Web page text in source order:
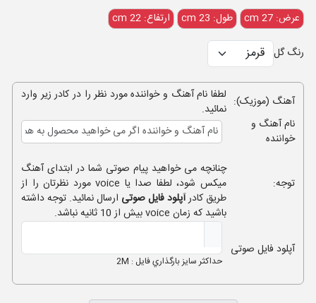
عرض: 27 cm
طول: 23 cm ارتفاع: 22 cm
رنگ گل
آهنگ (موزیک): لطفا نام آهنگ و خواننده مورد نظر را در کادر زیر وارد
نمائید.
نام آهنگ و
خواننده
توجه:
چنانچه می خواهید پیام صوتی شما در ابتدای آهنگ
میکس شود، لطفا صدا یا voice مورد نظرتان را از
طریق کادرآپلود فایل صوتی ارسال نمائید. توجه داشته
باشید که زمان voice بیش از 10 ثانیه نباشد.
آپلود فایل صوتی
حداکثر سايز بارگذاري فايل : 2M